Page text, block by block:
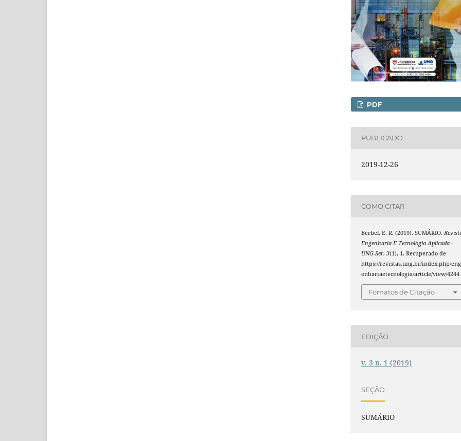
PDF
PUBLICADO
2019-12-26
COMO CITAR
Berbel, E. R. (2019). SUMÁRIO.
Engenharia E Tecnologia Aplicada -
UNG-Ser,3(1), 1. Recuperado de
https://revistas.ung.br/index.php/eng
enhariaetecnologia/article/view/4244
Fomatos de Citação
EDIÇÃO
v. 3 n. 1 (2019)
SEÇÃO
SUMÁRIO